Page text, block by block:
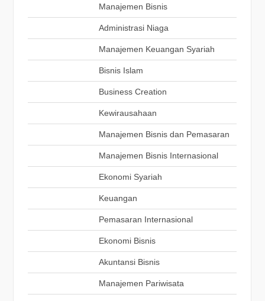
Manajemen Bisnis
Administrasi Niaga
Manajemen Keuangan Syariah
Bisnis Islam
Business Creation
Kewirausahaan
Manajemen Bisnis dan Pemasaran
Manajemen Bisnis Internasional
Ekonomi Syariah
Keuangan
Pemasaran Internasional
Ekonomi Bisnis
Akuntansi Bisnis
Manajemen Pariwisata